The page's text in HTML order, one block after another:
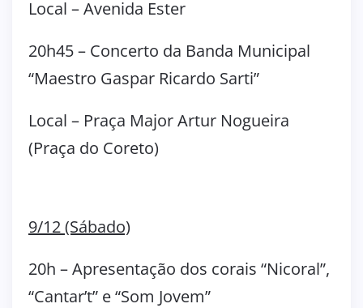
Local – Avenida Ester
20h45 – Concerto da Banda Municipal
“Maestro Gaspar Ricardo Sarti”
Local – Praça Major Artur Nogueira
(Praça do Coreto)
9/12 (Sábado)
20h – Apresentação dos corais “Nicoral”,
“Cantar’t” e “Som Jovem”